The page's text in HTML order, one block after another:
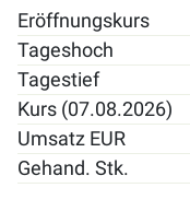
Eröffnungskurs
Tageshoch
Tagestief
Kurs (07.08.2026)
Umsatz EUR
Gehand. Stk.